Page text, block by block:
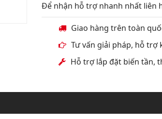
Để nhận hỗ trợ nhanh nhất liên
Giao hàng trên toàn
Tư vấn giải pháp, hỗ trợ
Hỗ trợ lắp đặt biến tần,